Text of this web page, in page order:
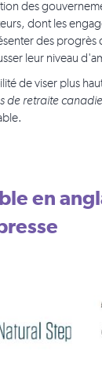
des
dont les
des
leur niveau
de viser plus
de retraite
en